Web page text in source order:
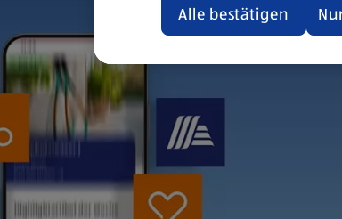
Datenschutzerklärung zur
Übersicht der
Alle bestätigen